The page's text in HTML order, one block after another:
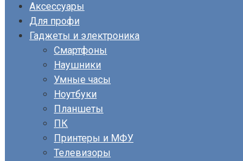
Аксессуары
Для профи
Гаджеты и электроника
Смартфоны
Наушники
Умные часы
Ноутбуки
Планшеты
ПК
Принтеры и МФУ
Телевизоры